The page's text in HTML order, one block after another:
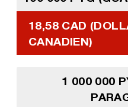
18,58 CAD
CANADIEN)
1 000 000